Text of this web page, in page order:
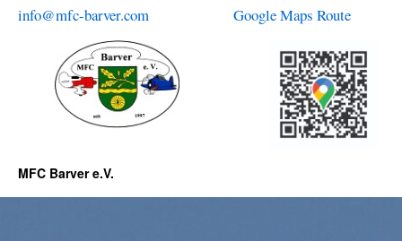
info@mfc-barver.com Google Maps Route
MFC Barver e.V.